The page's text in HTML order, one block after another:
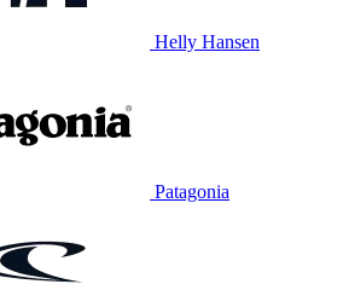
Helly Hansen
Patagonia